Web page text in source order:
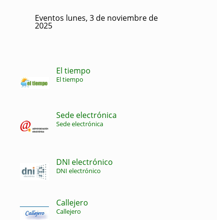
Eventos lunes, 3 de noviembre de
2025
El tiempo
El tiempo
Sede electrónica
Sede electrónica
DNI electrónico
DNI electrónico
Callejero
Callejero